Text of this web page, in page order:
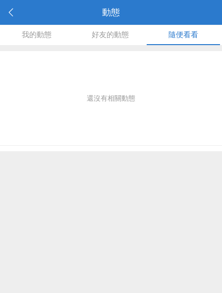
動態
我的動態 好友的動態 隨便看看
還沒有相關動態